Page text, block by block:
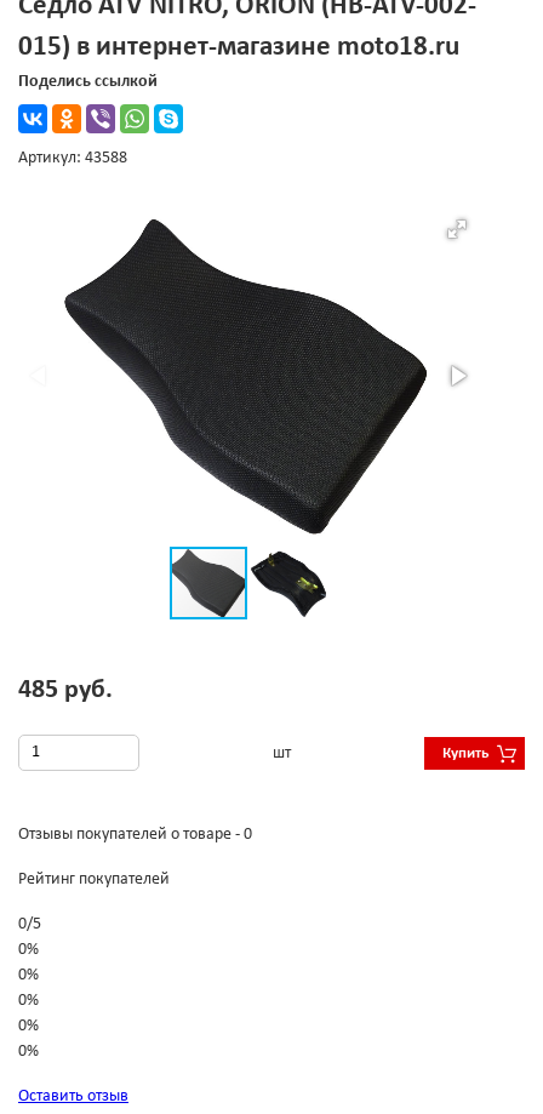
Седло ATV NITRO, ORION (HB-ATV-002-
015) в интернет-магазине moto18.ru
Поделись ссылкой
Артикул: 43588
485 руб.
шт Купить
Отзывы покупателей о товаре - 0
Рейтинг покупателей
0/5
0%
0%
0%
0%
0%
Оставить отзыв